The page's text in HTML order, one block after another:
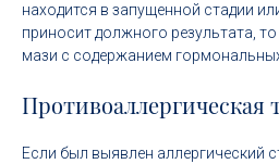
находится в запущенной стадии
приносит должного результата,
мази с содержанием
Противоаллергическая
Если был выявлен аллергический